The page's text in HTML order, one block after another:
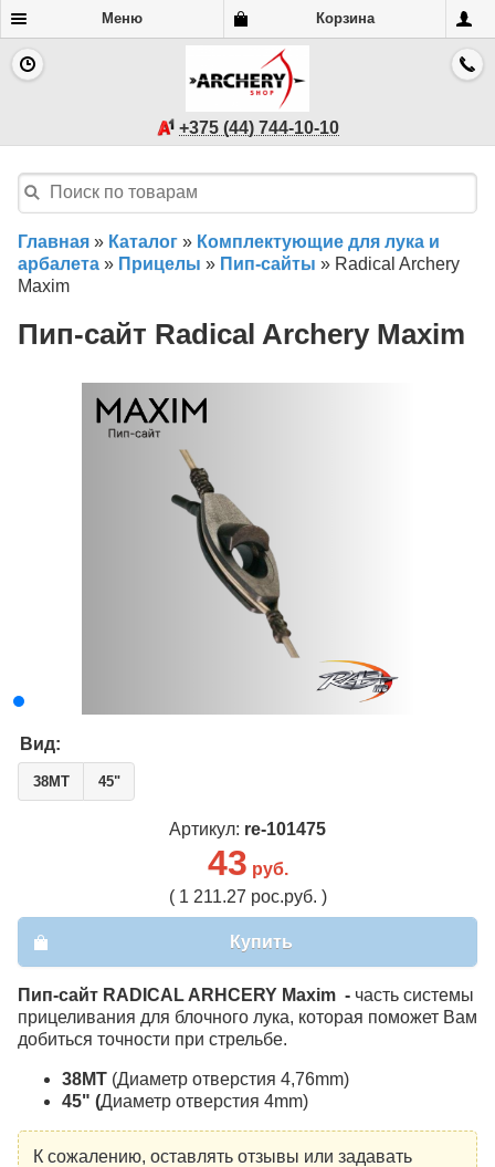
Меню Корзина
+375 (44) 744-10-10
Главная » Каталог » Комплектующие для лука и
арбалета » Прицелы » Пип-сайты » Radical Archery
Maxim
Пип-сайт Radical Archery Maxim
Вид:
38MT 45"
Артикул: re-101475
43 руб.
( 1 211.27 рос.руб. )
Купить
Пип-сайт RADICAL ARHCERY Maxim - часть системы
прицеливания для блочного лука, которая поможет Вам
добиться точности при стрельбе.
38MT (Диаметр отверстия 4,76mm)
45" (Диаметр отверстия 4mm)
К сожалению, оставлять отзывы или задавать